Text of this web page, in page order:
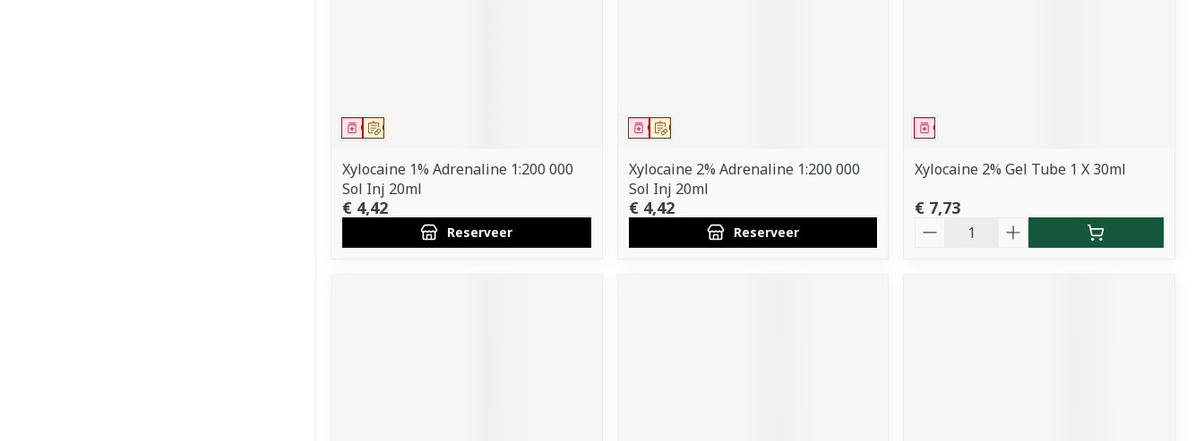
Op voorschrift
Geneesmiddel
Xylocaine 1% Adrenaline 1:200 000
Sol Inj 20ml
€ 4,42
Reserveer
Op voorschrift
Geneesmiddel
Xylocaine 2% Adrenaline 1:200 000
Sol Inj 20ml
€ 4,42
Reserveer
Geneesmiddel
Xylocaine 2% Gel Tube 1 X 30ml
€ 7,73